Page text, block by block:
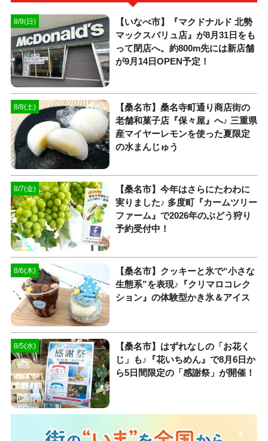
8/9(日)
【いなべ市】『マクドナルド 北勢
マックスバリュ店』が8月31日をも
って閉店へ。約800m先には新店舗
が9月14日OPEN予定！
8/8(土)
【桑名市】桑名寺町通り商店街の
老舗和菓子店『保々屋』へ♪ 三重県
産マイヤーレモンを使った夏限定
の水まんじゅう
8/7(金)
【桑名市】今年はさらにたわわに
実りました♪ 多度町『カームツリー
ファーム』で2026年のぶどう狩り
予約受付中！
8/6(木)
【桑名市】クッキーと氷で“小さな
生態系”を表現♪『クリマロコレク
ション』の体験型かき氷＆アイス
8/5(水)
【桑名市】はずれなしの「お花く
じ」も♪『花いちめん』で8月6日か
ら5日間限定の「感謝祭」が開催！